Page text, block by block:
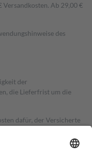
Ab 29,00 €
des
der
die Lieferfrist um die
dafür, der Versicherte
Kosten der Leistung